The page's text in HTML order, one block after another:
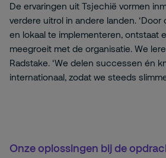
De ervaringen uit Tsjechië vormen
verdere uitrol in andere landen.
en lokaal te implementeren, ontstaat
meegroeit met de organisatie. We
Radstake. ‘We delen successen én
internationaal, zodat we steeds
Onze oplossingen bij de